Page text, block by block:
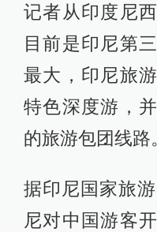
记者从印度尼
目前是印尼第
最大，印尼旅
特色深度游，
的旅游包团线路
据印尼国家旅
尼对中国游客